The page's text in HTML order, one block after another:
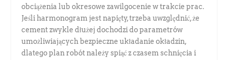
obciążenia lub okresowe zawilgocenie w trakcie prac.
Jeśli harmonogram jest napięty, trzeba uwzględnić, że
cement zwykle dłużej dochodzi do parametrów
umożliwiających bezpieczne układanie okładzin,
dlatego plan robót należy spiąć z czasem schnięcia i